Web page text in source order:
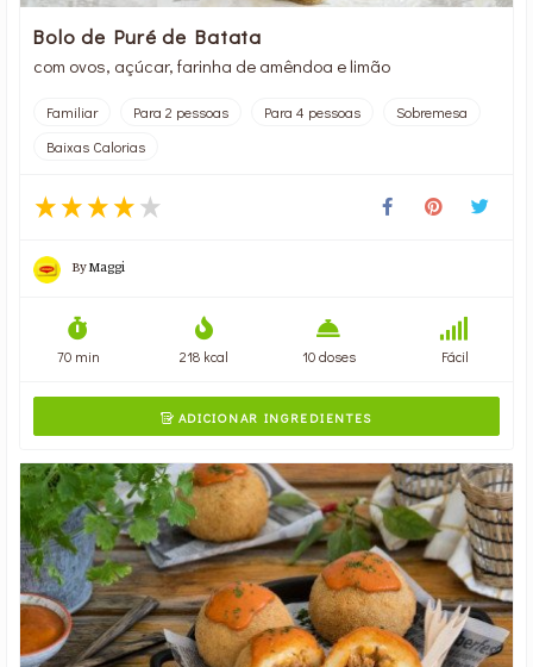
Bolo de Puré de Batata
com ovos, açúcar, farinha de amêndoa e limão
Familiar Para 2 pessoas Para 4 pessoas
Sobremesa
Baixas Calorias
ByMaggi
70 min 218 kcal 10 doses Fácil
ADICIONAR INGREDIENTES